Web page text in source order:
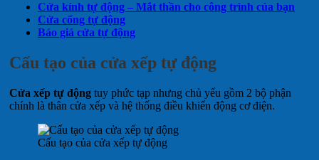
Cửa kính tự động – Mắt thần cho công trình của bạn
Cửa cổng tự động
Báo giá cửa tự động
Cấu tạo của cửa xếp tự động
Cửa xếp tự động tuy phức tạp nhưng chủ yếu gồm 2 bộ phận
chính là thân cửa xếp và hệ thống điều khiển động cơ điện.
Cấu tạo của cửa xếp tự động